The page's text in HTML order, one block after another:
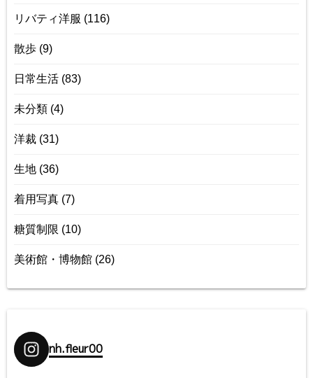
リバティ洋服 (116)
散歩 (9)
日常生活 (83)
未分類 (4)
洋裁 (31)
生地 (36)
着用写真 (7)
糖質制限 (10)
美術館・博物館 (26)
nh.fleur00